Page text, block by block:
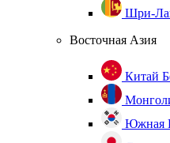
Шри-
Восточная Азия
Китай
Южная